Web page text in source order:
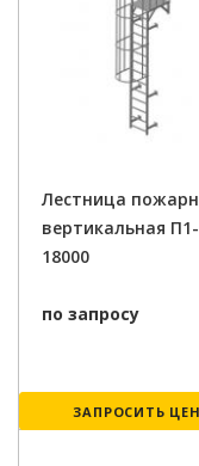
Лестница
вертикальная
18000
по запросу
ЗАПРОСИТЬ